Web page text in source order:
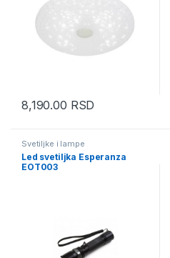
8,190.00 RSD
Svetiljke i lampe
Led svetiljka Esperanza
EOT003